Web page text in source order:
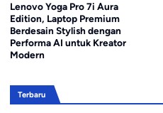
Lenovo Yoga Pro 7i Aura
Edition, Laptop Premium
Berdesain Stylish dengan
Performa AI untuk Kreator
Modern
Terbaru